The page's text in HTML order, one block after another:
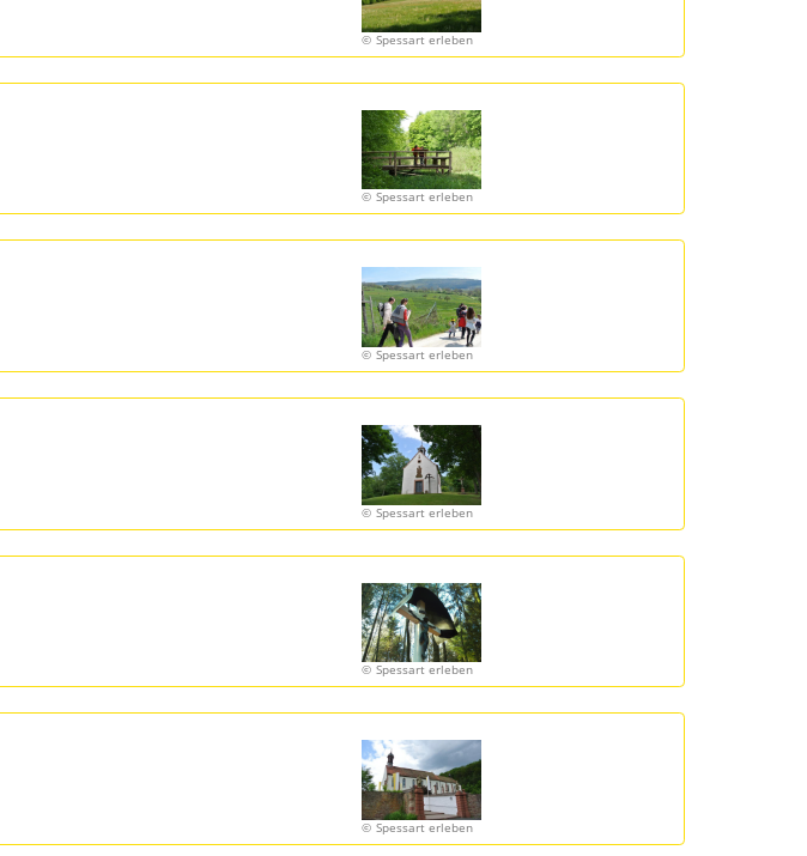
Spessart erleben
Spessart erleben
Spessart erleben
Spessart erleben
Spessart erleben
Spessart erleben